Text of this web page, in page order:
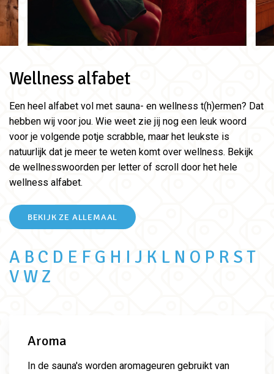
Wellness alfabet
Een heel alfabet vol met sauna- en wellness t(h)ermen? Dat
hebben wij voor jou. Wie weet zie jij nog een leuk woord
voor je volgende potje scrabble, maar het leukste is
natuurlijk dat je meer te weten komt over wellness. Bekijk
de wellnesswoorden per letter of scroll door het hele
wellness alfabet.
BEKIJK ZE ALLEMAAL
A B C D E F G H I J K L N O P R S T
V W Z
Aroma
In de sauna's worden aromageuren gebruikt van